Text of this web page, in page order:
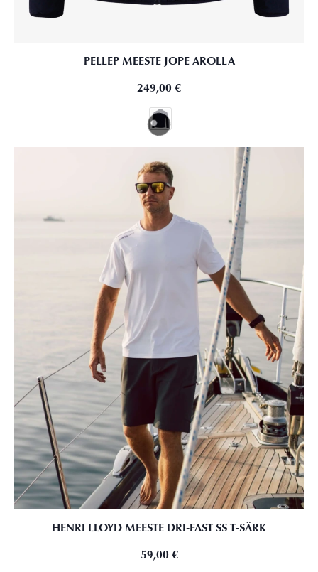
PELLEP MEESTE JOPE AROLLA
249,00 €
HENRI LLOYD MEESTE DRI‑FAST SS T‑SÄRK
59,00 €